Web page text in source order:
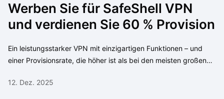
Werben Sie für SafeShell VPN
und verdienen Sie 60 % Provision
Ein leistungsstarker VPN mit einzigartigen Funktionen – und
einer Provisionsrate, die höher ist als bei den meisten großen
mehr Wert zurückgeben, anstatt viel Geld für Werbung
12. Dez. 2025